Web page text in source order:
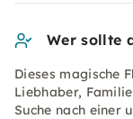
Wer sollte
Dieses magische
Liebhaber,
Suche nach einer